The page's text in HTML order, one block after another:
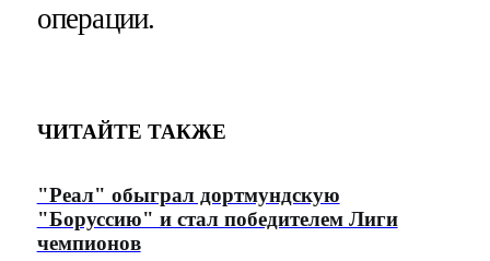
операции.
ЧИТАЙТЕ ТАКЖЕ
"Реал" обыграл дортмундскую
"Боруссию" и стал победителем Лиги
чемпионов